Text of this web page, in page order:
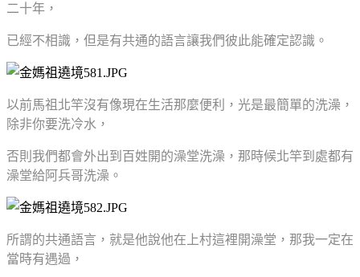
二十年，
已經不相識，但是有共通的語言讓我們彼此能確定認識。
以前馬祖北竿沒有像現在生活那麼便利，光是最簡單的洗澡，
除非你要洗冷水，
否則我們都會外出到百姓開的澡堂洗澡，那時候北竿到處都有
澡堂給阿兵哥洗澡。
所謂的共通語言，就是他說他在上村這裡開澡堂，那我一定在
當時有遇過，